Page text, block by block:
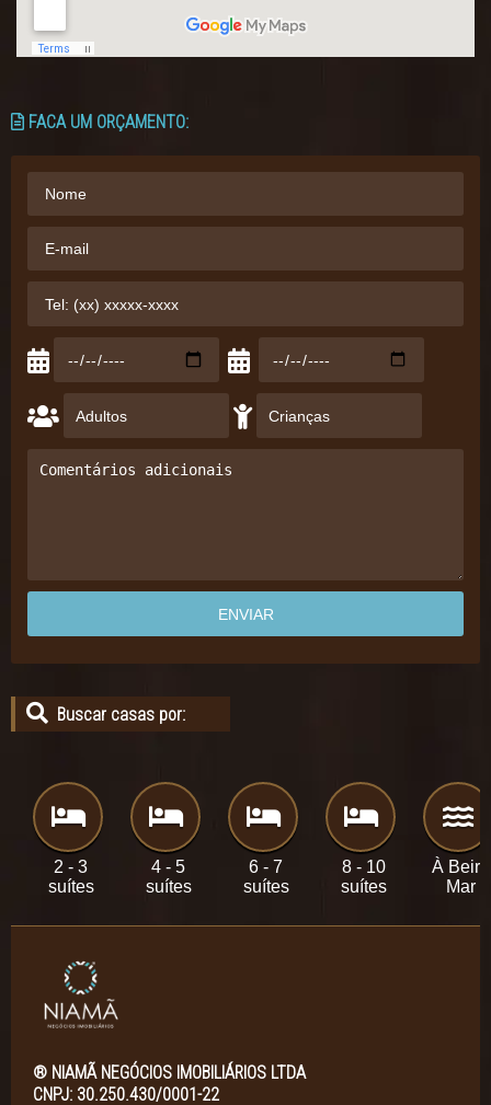
FACA UM ORÇAMENTO:
Buscar casas por:
2 - 3
suítes
4 - 5
suítes
6 - 7
suítes
8 - 10
suítes
À Beira
Mar
® NIAMÃ NEGÓCIOS IMOBILIÁRIOS LTDA
CNPJ: 30.250.430/0001-22